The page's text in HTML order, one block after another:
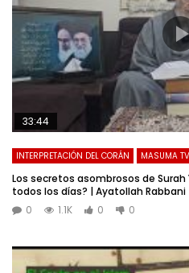
33:44
INTERPRETACIÓN DEL CORÁN MASUMA TV
Los secretos asombrosos de Surah
todos los días? | Ayatollah Rabbani
0
1.1K 0 0